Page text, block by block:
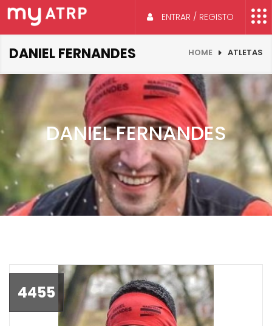
ENTRAR / REGISTO
DANIEL FERNANDES HOME ATLETAS
DANIEL FERNANDES
4455